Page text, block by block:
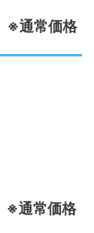
※通常価格
※通常価格